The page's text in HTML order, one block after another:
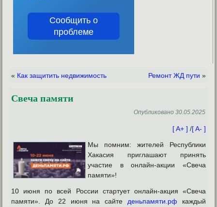
Сообщить о
проблеме
« Как защитить недвижимость Ремонт ЖД пути »
Свеча памяти
Опубликовано 30.05.2025
[ A+ ] /[ A- ]
Мы помним: жителей Республики
Хакасия приглашают принять
участие в онлайн-акции «Свеча
памяти»!
10 июня по всей России стартует онлайн-акция «Свеча
памяти». До 22 июня на сайте деньпамяти.рф каждый